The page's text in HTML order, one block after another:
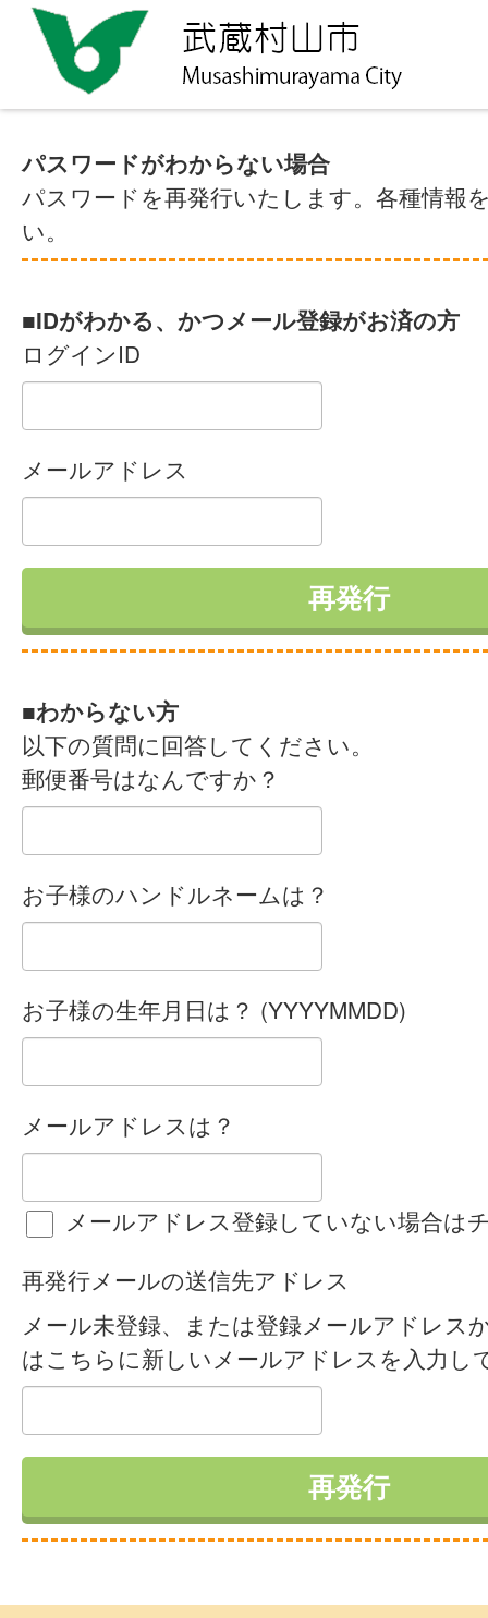
パスワードがわからない場合
パスワードを再発行いたします。各種情報
い。
■IDがわかる、かつメール登録がお済の方
ログインID
メールアドレス
■わからない方
以下の質問に回答してください。
郵便番号はなんですか？
お子様のハンドルネームは？
お子様の生年月日は？ (YYYYMMDD)
メールアドレスは？
メールアドレス登録していない場合は
再発行メールの送信先アドレス
メール未登録、または登録メールアドレス
はこちらに新しいメールアドレスを入力し